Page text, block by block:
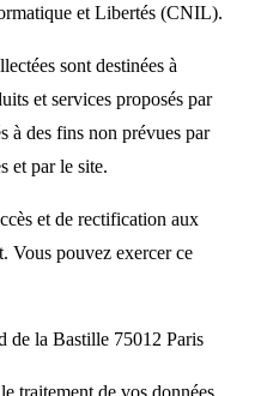
et Libertés (CNIL).
sont destinées à
et services proposés par
à des fins non prévues par
et par le site.
et de rectification aux
Vous pouvez exercer ce
la Bastille 75012 Paris
traitement de vos données